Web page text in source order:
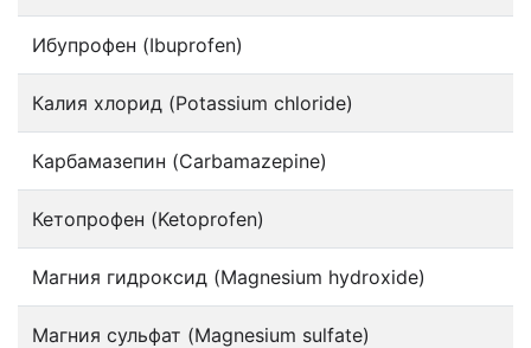
Ибупрофен (Ibuprofen)
Калия хлорид (Potassium chloride)
Карбамазепин (Carbamazepine)
Кетопрофен (Ketoprofen)
Магния гидроксид (Magnesium hydroxide)
Магния сульфат (Magnesium sulfate)